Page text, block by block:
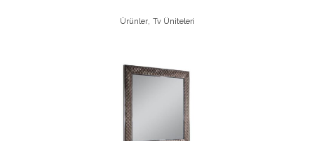
Ürünler, Tv Üniteleri